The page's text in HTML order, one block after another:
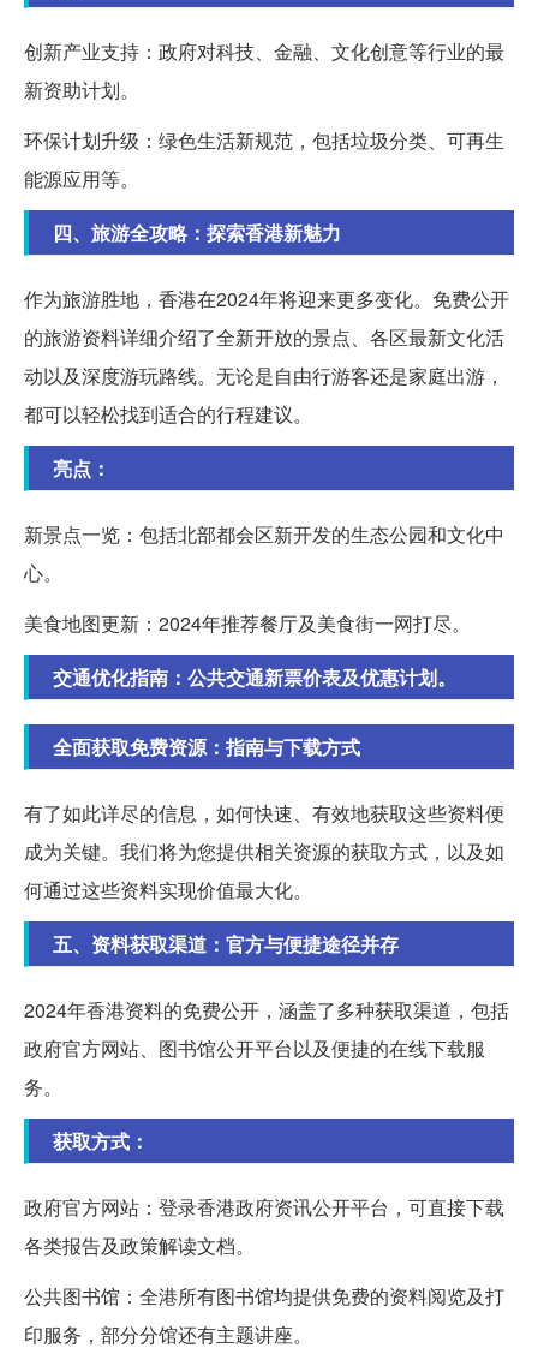
创新产业支持：政府对科技、金融、文化创意等行业的最
新资助计划。
环保计划升级：绿色生活新规范，包括垃圾分类、可再生
能源应用等。
四、旅游全攻略：探索香港新魅力
作为旅游胜地，香港在2024年将迎来更多变化。免费公开
的旅游资料详细介绍了全新开放的景点、各区最新文化活
动以及深度游玩路线。无论是自由行游客还是家庭出游，
都可以轻松找到适合的行程建议。
亮点：
新景点一览：包括北部都会区新开发的生态公园和文化中
心。
美食地图更新：2024年推荐餐厅及美食街一网打尽。
交通优化指南：公共交通新票价表及优惠计划。
全面获取免费资源：指南与下载方式
有了如此详尽的信息，如何快速、有效地获取这些资料便
成为关键。我们将为您提供相关资源的获取方式，以及如
何通过这些资料实现价值最大化。
五、资料获取渠道：官方与便捷途径并存
2024年香港资料的免费公开，涵盖了多种获取渠道，包括
政府官方网站、图书馆公开平台以及便捷的在线下载服
务。
获取方式：
政府官方网站：登录香港政府资讯公开平台，可直接下载
各类报告及政策解读文档。
公共图书馆：全港所有图书馆均提供免费的资料阅览及打
印服务，部分分馆还有主题讲座。